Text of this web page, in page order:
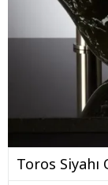
Toros